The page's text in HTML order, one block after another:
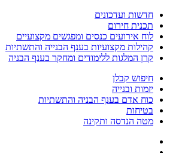
חדשות ועדכונים
תכנית חירום
לוח אירועים כנסים ומפגשים מקצועיים
קהילות מקצועיות בענף הבנייה והתשתיות
קרן המלגות ללימודים ומחקר בענף הבניה
חיפוש קבלן
יזמות ובנייה
כוח אדם בענף הבניה והתשתיות
בטיחות
מטה הנדסה ותקינה